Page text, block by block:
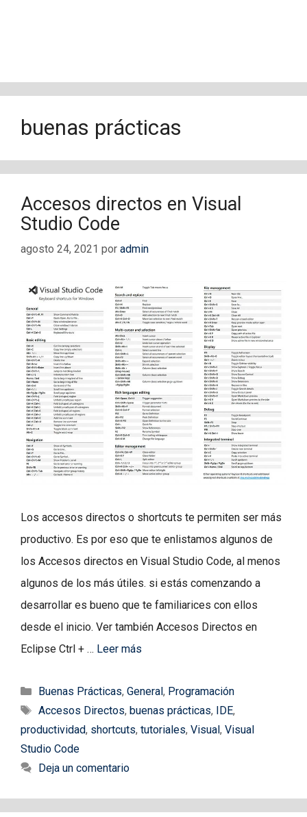
buenas prácticas
Accesos directos en Visual
Studio Code
agosto 24, 2021 por admin
Los accesos directos o shortcuts te permiten ser más
productivo. Es por eso que te enlistamos algunos de
los Accesos directos en Visual Studio Code, al menos
algunos de los más útiles. si estás comenzando a
desarrollar es bueno que te familiarices con ellos
desde el inicio. Ver también Accesos Directos en
Eclipse Ctrl + … Leer más
Categorías
Buenas Prácticas, General, Programación
Etiquetas
Accesos Directos, buenas prácticas, IDE,
productividad, shortcuts, tutoriales, Visual, Visual
Studio Code
Deja un comentario